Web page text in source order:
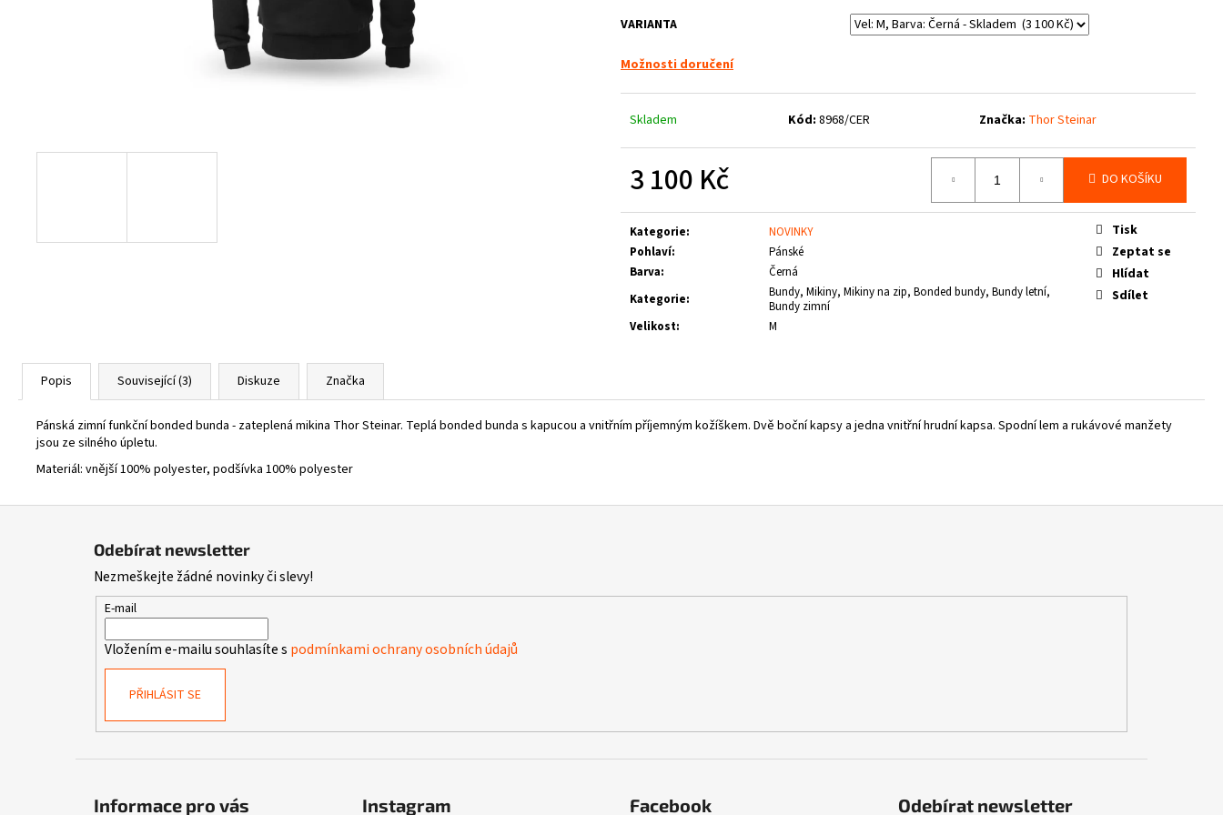
VARIANTA
Možnosti doručení
Skladem Kód: 8968/CER Značka: Thor Steinar
3 100 Kč
cena:
DO KOŠÍKU
Kategorie:
NOVINKY
Pohlaví:
Pánské
Barva:
Černá
Kategorie:
Bundy, Mikiny, Mikiny na zip, Bonded bundy, Bundy letní,
Bundy zimní
Velikost: M
Tisk
Zeptat se
Hlídat
Sdílet
Popis Související (3) Diskuze Značka
Pánská zimní funkční bonded bunda - zateplená mikina Thor Steinar. Teplá bonded bunda s kapucou a vnitřním příjemným kožíškem. Dvě boční kapsy a jedna vnitřní hrudní kapsa. Spodní lem a rukávové manžety
jsou ze silného úpletu.
Materiál: vnější 100% polyester, podšívka 100% polyester
1 660 Kč
Odebírat newsletter
Nezmeškejte žádné novinky či slevy!
E-mail
Vložením e-mailu souhlasíte s podmínkami ochrany osobních údajů
PŘIHLÁSIT SE
Informace pro vás Instagram Facebook Odebírat newsletter